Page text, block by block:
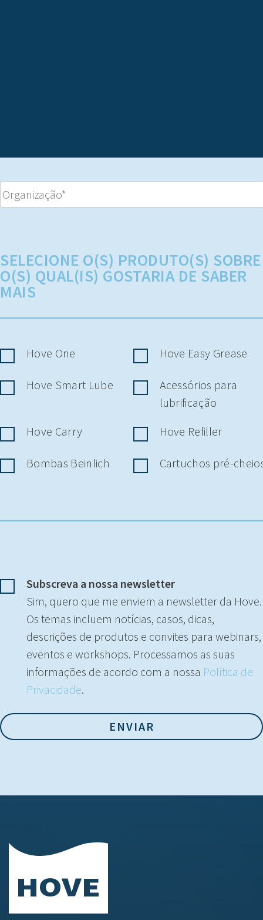
SELECIONE O(S) PRODUTO(S) SOBRE
O(S) QUAL(IS) GOSTARIA DE SABER
MAIS
Hove One Hove Easy Grease
Hove Smart Lube
Acessórios para
lubrificação
Hove Carry
Hove Refiller
Bombas Beinlich Cartuchos pré-
Subscreva a nossa newsletter
Sim, quero que me enviem a newsletter da Hove.
Os temas incluem notícias, casos, dicas,
descrições de produtos e convites para webinars,
eventos e workshops. Processamos as suas
informações de acordo com a nossa Política de
Privacidade.